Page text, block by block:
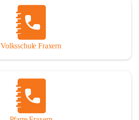
Volksschule Fraxern